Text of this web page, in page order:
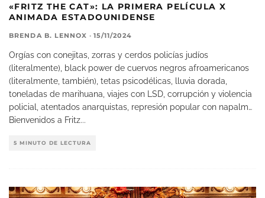
«FRITZ THE CAT»: LA PRIMERA PELÍCULA X
ANIMADA ESTADOUNIDENSE
BRENDA B. LENNOX · 15/11/2024
Orgías con conejitas, zorras y cerdos policías judíos
(literalmente), black power de cuervos negros afroamericanos
(literalmente, también), tetas psicodélicas, lluvia dorada,
toneladas de marihuana, viajes con LSD, corrupción y violencia
policial, atentados anarquistas, represión popular con napalm…
Bienvenidos a Fritz...
5 MINUTO DE LECTURA